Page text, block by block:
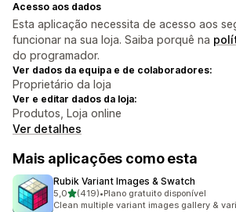
Acesso aos dados
Esta aplicação necessita de acesso aos
funcionar na sua loja. Saiba porquê na
do programador.
Ver dados da equipa e de colaboradores:
Proprietário da loja
Ver e editar dados da loja:
Produtos, Loja online
Ver detalhes
Mais aplicações como esta
Rubik Variant Images & Swatch
5,0de 5 estrelas
(419)
419 total de avaliações
•Plano gratuito disponível
Clean multiple variant images gallery &